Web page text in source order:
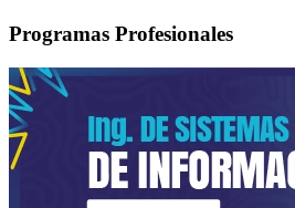
Programas Profesionales